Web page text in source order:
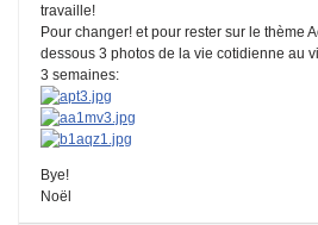
travaille!
Pour changer! et pour rester sur le thème
dessous 3 photos de la vie cotidienne au
3 semaines:
Bye!
Noël